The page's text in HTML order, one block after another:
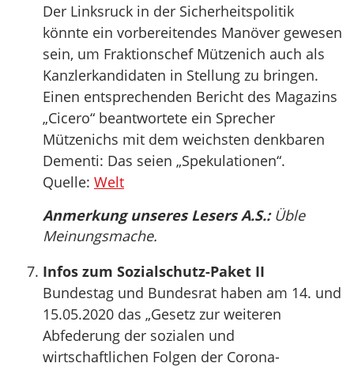
Der Linksruck in der Sicherheitspolitik
könnte ein vorbereitendes Manöver gewesen
sein, um Fraktionschef Mützenich auch als
Kanzlerkandidaten in Stellung zu bringen.
Einen entsprechenden Bericht des Magazins
„Cicero“ beantwortete ein Sprecher
Mützenichs mit dem weichsten denkbaren
Dementi: Das seien „Spekulationen“.
Quelle: Welt
Anmerkung unseres Lesers A.S.:Üble
Meinungsmache.
Infos zum Sozialschutz-Paket II
Bundestag und Bundesrat haben am 14. und
15.05.2020 das „Gesetz zur weiteren
Abfederung der sozialen und
wirtschaftlichen Folgen der Corona-